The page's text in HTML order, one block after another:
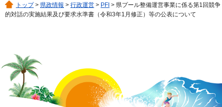
トップ> 県政情報 > 行政運営 > PFI > 県プール整備運営事業に係る第1回競争
的対話の実施結果及び要求水準書（令和3年1月修正）等の公表について